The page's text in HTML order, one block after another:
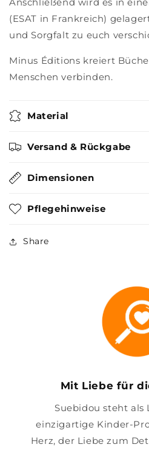
(ESAT in Frankreich)
und Sorgfalt zu euch
Minus Éditions kreiert
Menschen verbinden.
Material
Versand & Rückgabe
Dimensionen
Pflegehinweise
Share
Mit Liebe für
Suebidou steht als
einzigartige Kinder-
Herz, der Liebe zum